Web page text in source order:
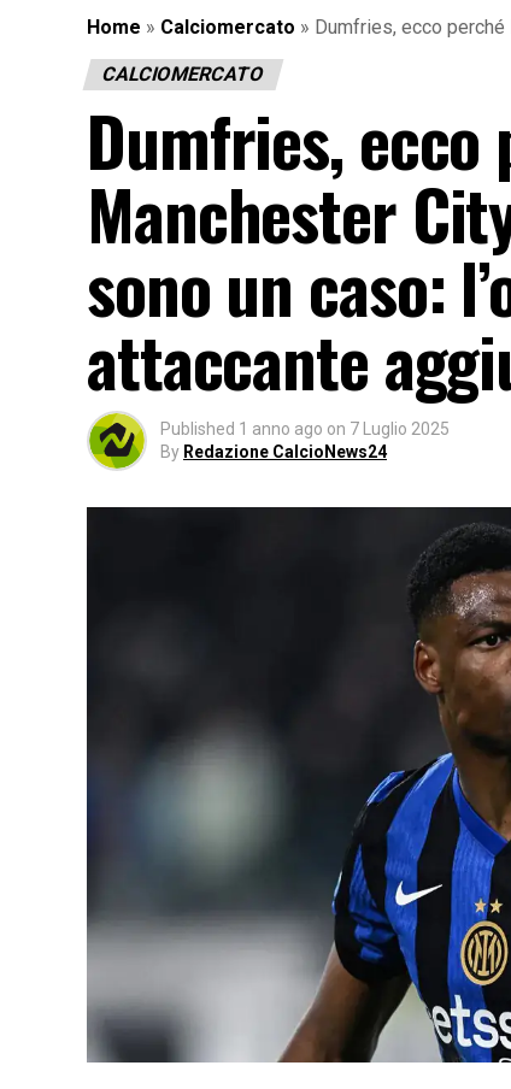
Home » Calciomercato » Dumfries, ecco perché
CALCIOMERCATO
Dumfries, ecco
Manchester
sono un caso:
attaccante
Published 1 anno ago on 7 Luglio 2025
By Redazione CalcioNews24